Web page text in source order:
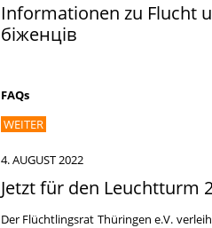
Informationen zu Flucht
біженців
FAQs
WEITER
4. AUGUST 2022
Jetzt für den Leuchtturm
Der Flüchtlingsrat Thüringen e.V.